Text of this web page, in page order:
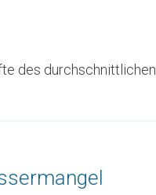
des durchschnittlichen